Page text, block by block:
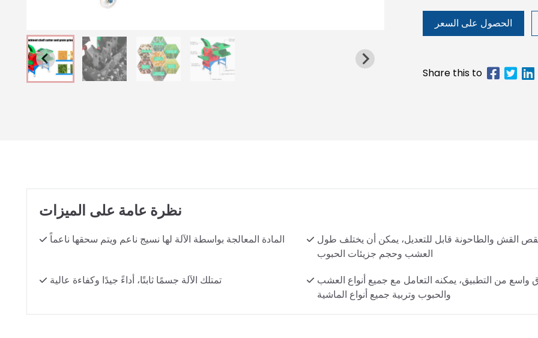
الحصول على السعر
نظرة عامة على الميزات
المادة المعالجة بواسطة الآلة لها نسيج ناعم ويتم سحقها ناعماً
القش والطاحونة قابل للتعديل، يمكن أن يختلف طول
العشب وحجم جزيئات الحبوب
تمتلك الآلة جسمًا ثابتًا، أداءً جيدًا وكفاءة عالية
واسع من التطبيق، يمكنه التعامل مع جميع أنواع العشب
والحبوب وتربية جميع أنواع الماشية